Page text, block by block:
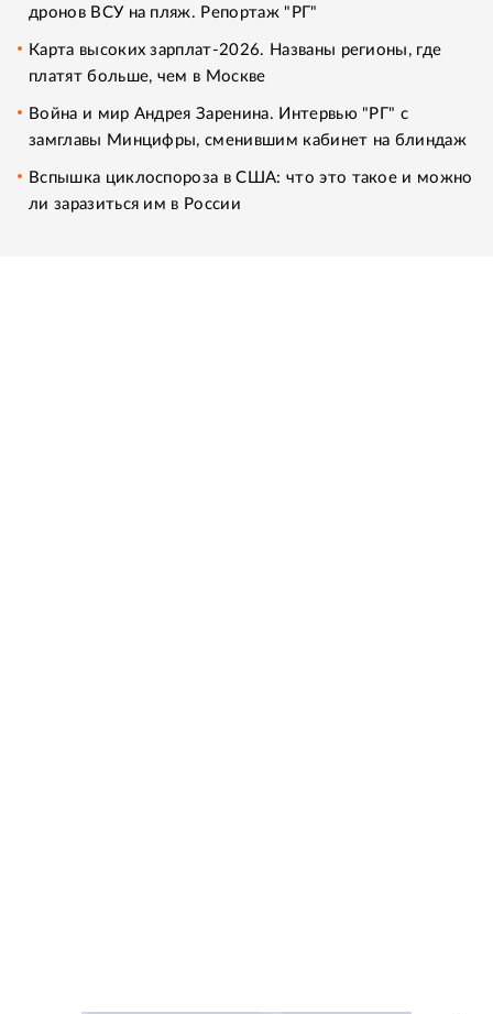
дронов ВСУ на пляж. Репортаж "РГ"
Карта высоких зарплат-2026. Названы регионы, где
платят больше, чем в Москве
Война и мир Андрея Заренина. Интервью "РГ" с
замглавы Минцифры, сменившим кабинет на блиндаж
Вспышка циклоспороза в США: что это такое и можно
ли заразиться им в России